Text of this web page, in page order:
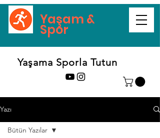
Yaşam &
Spor
Yaşama Sporla Tutun
Yazı
Bütün Yazılar